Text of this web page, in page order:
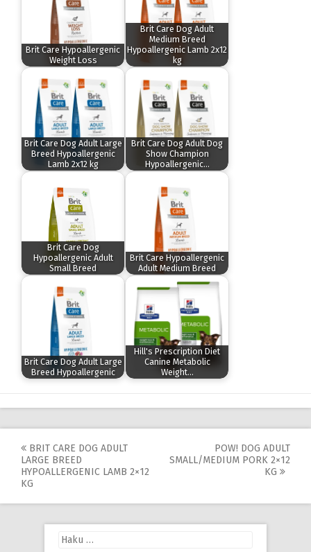
Brit Care Hypoallergenic
Weight Loss
Brit Care Dog Adult
Medium Breed
Hypoallergenic Lamb 2x12
kg
Brit Care Dog Adult Large
Breed Hypoallergenic
Lamb 2x12 kg
Brit Care Dog Adult Dog
Show Champion
Hypoallergenic…
Brit Care Dog
Hypoallergenic Adult
Small Breed
Brit Care Hypoallergenic
Adult Medium Breed
Brit Care Dog Adult Large
Breed Hypoallergenic
Hill's Prescription Diet
Canine Metabolic
Weight…
Post
navigation
BRIT CARE DOG ADULT
LARGE BREED
HYPOALLERGENIC LAMB 2×12
KG
POW! DOG ADULT
SMALL/MEDIUM PORK 2×12
KG
Haku: